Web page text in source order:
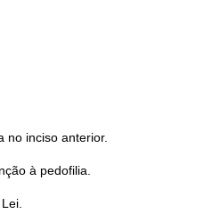
no inciso anterior.
à pedofilia.